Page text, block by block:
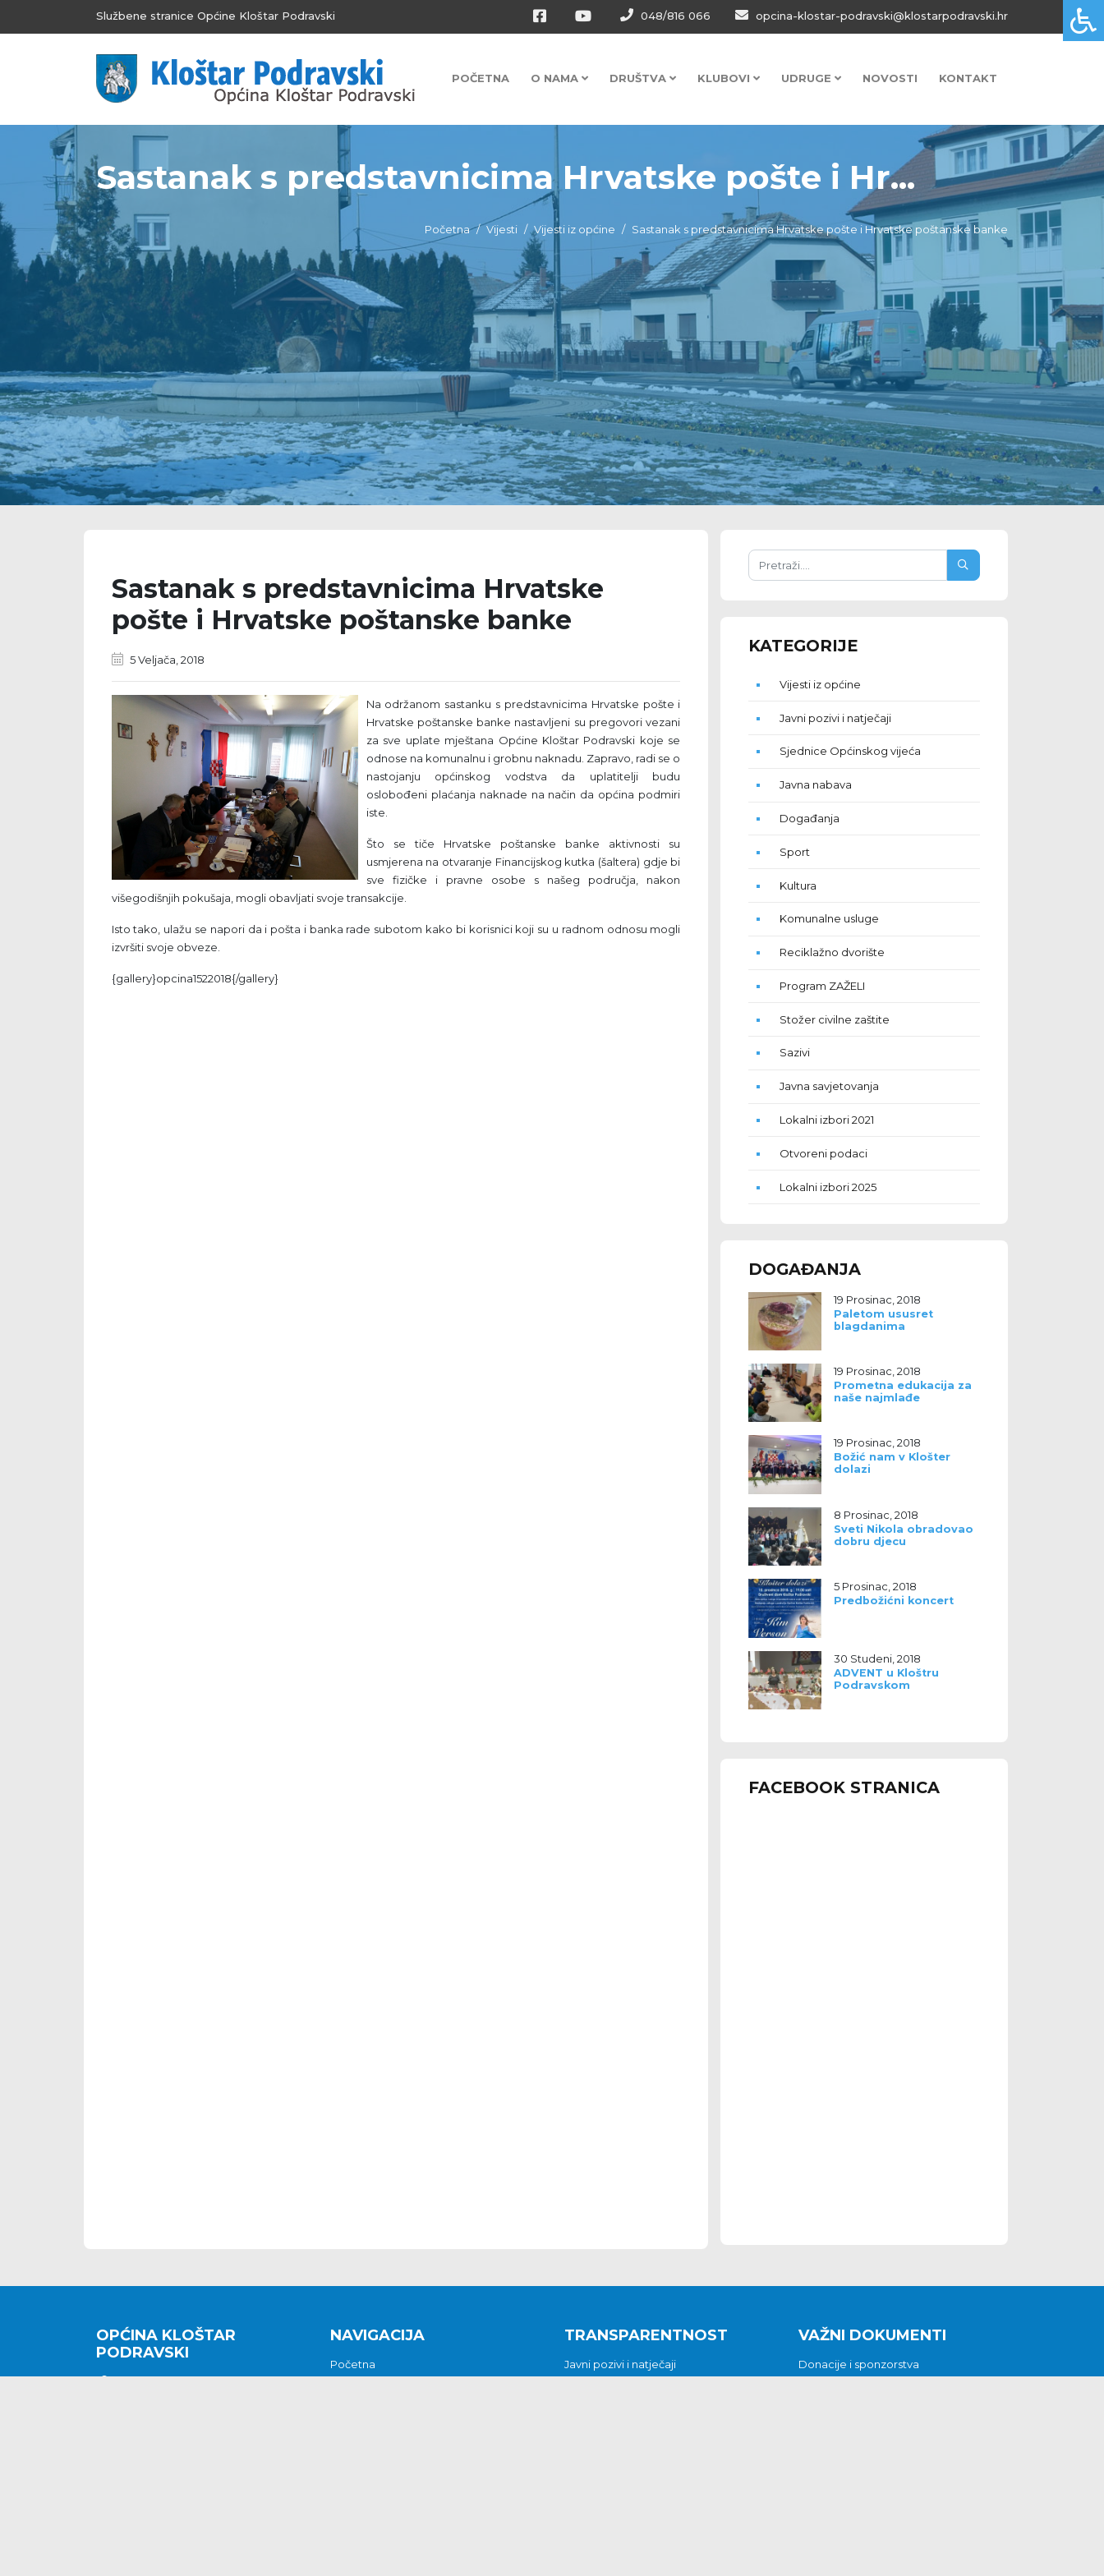
Službene stranice Općine Kloštar Podravski 048/816 066 opcina-klostar-podravski@klostarpodravski.hr
POČETNA O NAMA DRUŠTVA KLUBOVI UDRUGE NOVOSTI KONTAKT
Sastanak s predstavnicima Hrvatske pošte i Hr...
Početna Vijesti Vijesti iz općine Sastanak s predstavnicima Hrvatske pošte i Hrvatske poštanske banke
Sastanak s predstavnicima Hrvatske
pošte i Hrvatske poštanske banke
5 Veljača, 2018
Na održanom sastanku s predstavnicima Hrvatske pošte i
Hrvatske poštanske banke nastavljeni su pregovori vezani
za sve uplate mještana Općine Kloštar Podravski koje se
odnose na komunalnu i grobnu naknadu. Zapravo, radi se o
nastojanju općinskog vodstva da uplatitelji budu
oslobođeni plaćanja naknade na način da općina podmiri
iste.
Što se tiče Hrvatske poštanske banke aktivnosti su
usmjerena na otvaranje Financijskog kutka (šaltera) gdje bi
sve fizičke i pravne osobe s našeg područja, nakon
višegodišnjih pokušaja, mogli obavljati svoje transakcije.
Isto tako, ulažu se napori da i pošta i banka rade subotom kako bi korisnici koji su u radnom odnosu mogli
izvršiti svoje obveze.
{gallery}opcina1522018{/gallery}
KATEGORIJE
Vijesti iz općine
Javni pozivi i natječaji
Sjednice Općinskog vijeća
Javna nabava
Događanja
Sport
Kultura
Komunalne usluge
Reciklažno dvorište
Program ZAŽELI
Stožer civilne zaštite
Sazivi
Javna savjetovanja
Lokalni izbori 2021
Otvoreni podaci
Lokalni izbori 2025
DOGAĐANJA
19 Prosinac, 2018
Paletom ususret
blagdanima
19 Prosinac, 2018
Prometna edukacija za
naše najmlađe
19 Prosinac, 2018
Božić nam v Klošter
dolazi
8 Prosinac, 2018
Sveti Nikola obradovao
dobru djecu
5 Prosinac, 2018
Predbožićni koncert
30 Studeni, 2018
ADVENT u Kloštru
Podravskom
FACEBOOK STRANICA
OPĆINA KLOŠTAR
PODRAVSKI
NAVIGACIJA
Početna
TRANSPARENTNOST
Javni pozivi i natječaji
VAŽNI DOKUMENTI
Donacije i sponzorstva